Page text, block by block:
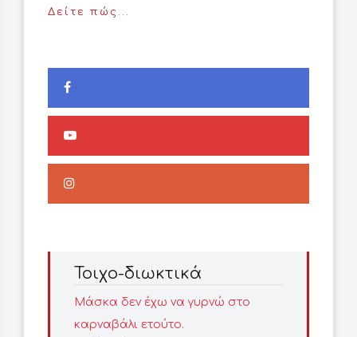
Δείτε πώς...
Τοιχο-διωκτικά
Μάσκα δεν έχω να γυρνώ στο
καρναβάλι ετούτο.